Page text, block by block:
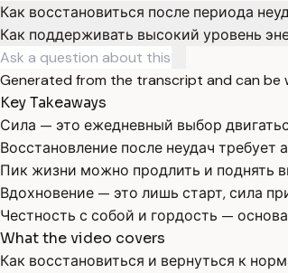
Как восстановиться после периода
Как поддерживать высокий уровень
Generated from the transcript and can
Key Takeaways
Сила — это ежедневный выбор
Восстановление после неудач
Пик жизни можно продлить и поднять
Вдохновение — это лишь старт, сила
Честность с собой и гордость —
What the video covers
Как восстановиться и вернуться к